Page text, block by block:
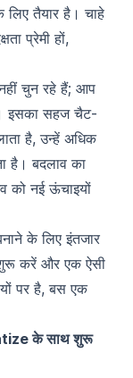
तैयार है। चाहे
प्रेमी हों,
चुन रहे हैं; आप
इसका सहज चैट-
है, उन्हें अधिक
है। बदलाव का
को नई ऊंचाइयों
के लिए इंतजार
करें और एक ऐसी
पर है, बस एक
के साथ शुरू